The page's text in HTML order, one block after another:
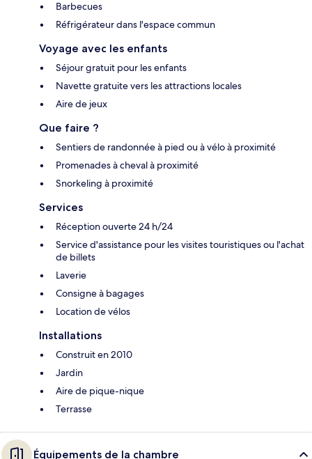
Barbecues
Réfrigérateur dans l'espace commun
Voyage avec les enfants
Séjour gratuit pour les enfants
Navette gratuite vers les attractions locales
Aire de jeux
Que faire ?
Sentiers de randonnée à pied ou à vélo à proximité
Promenades à cheval à proximité
Snorkeling à proximité
Services
Réception ouverte 24 h/24
Service d'assistance pour les visites touristiques ou l'achat
de billets
Laverie
Consigne à bagages
Location de vélos
Installations
Construit en 2010
Jardin
Aire de pique-nique
Terrasse
Équipements de la chambre